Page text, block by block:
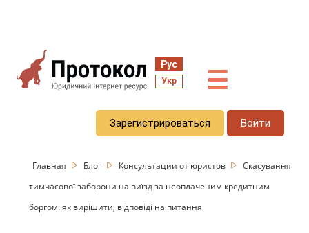
Рус
Укр ☰
Зарегистрироваться Войти
Главная Блог Консультации от юристов
Скасування
тимчасової заборони на виїзд за неоплаченим кредитним
боргом: як вирішити, відповіді на питання